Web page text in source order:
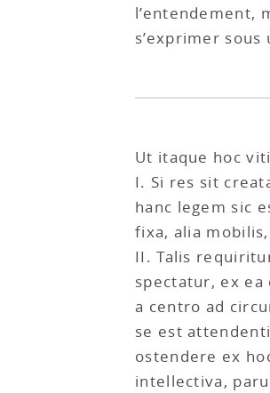
l’entendement,
s’exprimer
Ut itaque hoc
I. Si res sit
hanc legem sic
fixa, alia
II. Talis
spectatur, ex
a centro ad
se est
ostendere ex
intellectiva,